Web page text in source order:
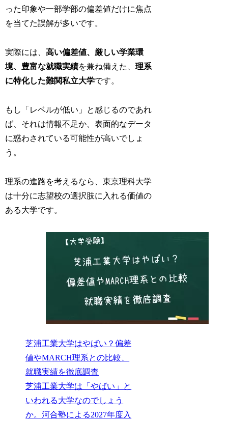
った印象や一部学部の偏差値だけに焦点
を当てた誤解が多いです。
実際には、高い偏差値、厳しい学業環
境、豊富な就職実績を兼ね備えた、理系
に特化した難関私立大学です。
もし「レベルが低い」と感じるのであれ
ば、それは情報不足か、表面的なデータ
に惑わされている可能性が高いでしょ
う。
理系の進路を考えるなら、東京理科大学
は十分に志望校の選択肢に入れる価値の
ある大学です。
芝浦工業大学はやばい？偏差
値やMARCH理系との比較、
就職実績を徹底調査
芝浦工業大学は「やばい」と
いわれる大学なのでしょう
か。河合塾による2027年度入